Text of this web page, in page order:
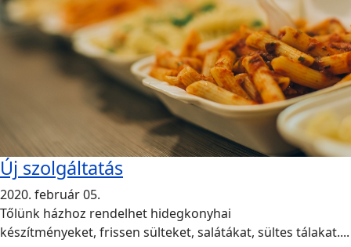
Új szolgáltatás
2020. február 05.
Tőlünk házhoz rendelhet hidegkonyhai
készítményeket, frissen sülteket, salátákat, sültes tálakat....